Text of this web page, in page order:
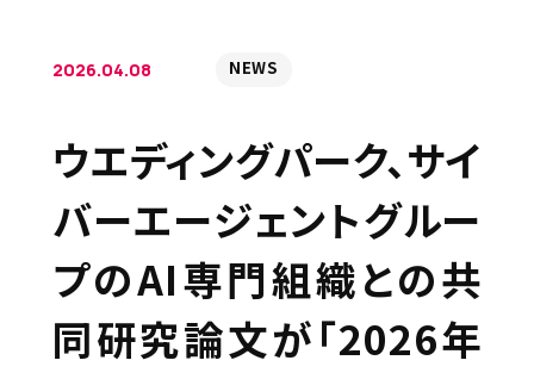
2026.04.08 NEWS
ウエディングパーク、サイ
バーエージェントグルー
プのAI専門組織との共
同研究論文が「2026年